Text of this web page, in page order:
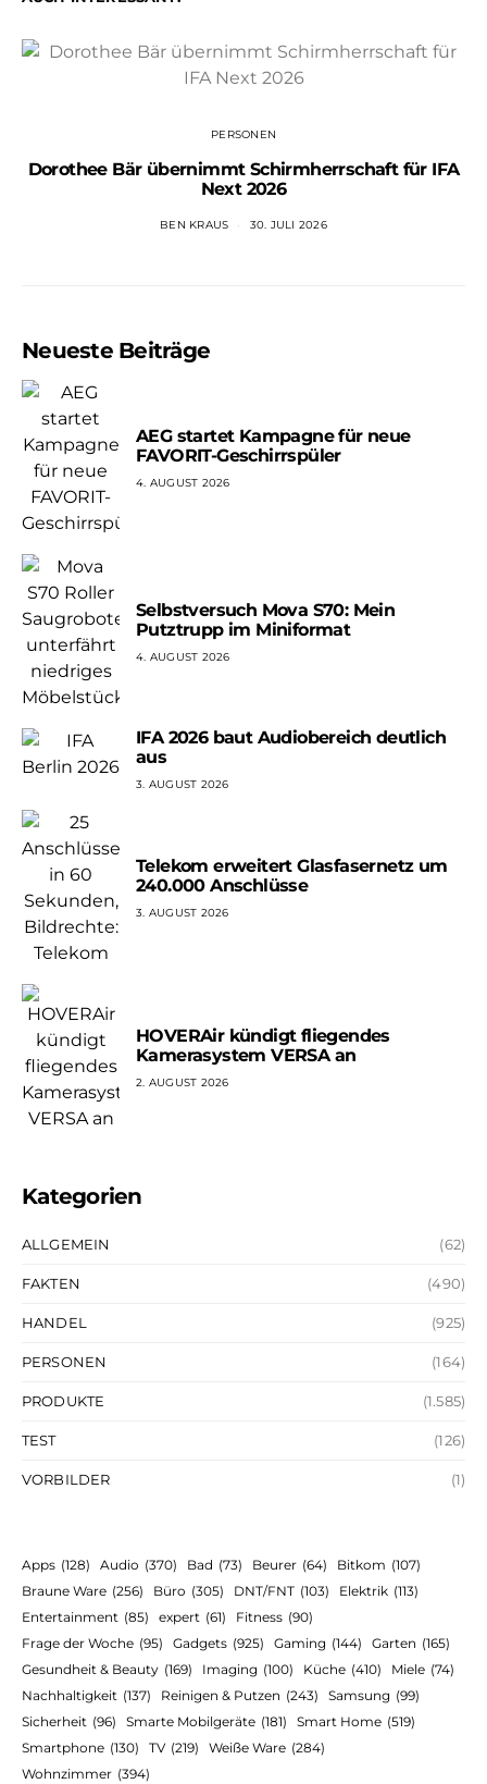
PERSONEN
Dorothee Bär übernimmt Schirmherrschaft für IFA
Next 2026
BEN KRAUS 30. JULI 2026
Neueste Beiträge
AEG startet Kampagne für neue
FAVORIT-Geschirrspüler
4. AUGUST 2026
Selbstversuch Mova S70: Mein
Putztrupp im Miniformat
4. AUGUST 2026
IFA 2026 baut Audiobereich deutlich
aus
3. AUGUST 2026
Telekom erweitert Glasfasernetz um
240.000 Anschlüsse
3. AUGUST 2026
HOVERAir kündigt fliegendes
Kamerasystem VERSA an
2. AUGUST 2026
Kategorien
ALLGEMEIN (62)
FAKTEN (490)
HANDEL (925)
PERSONEN (164)
PRODUKTE (1.585)
TEST (126)
VORBILDER (1)
Apps (128) Audio (370) Bad (73) Beurer (64) Bitkom (107)
Braune Ware (256) Büro (305) DNT/FNT (103) Elektrik (113)
Entertainment (85) expert (61) Fitness (90)
Frage der Woche (95) Gadgets (925) Gaming (144) Garten (165)
Gesundheit & Beauty (169) Imaging (100) Küche (410) Miele (74)
Nachhaltigkeit (137) Reinigen & Putzen (243) Samsung (99)
Sicherheit (96) Smarte Mobilgeräte (181) Smart Home (519)
Smartphone (130) TV (219) Weiße Ware (284)
Wohnzimmer (394)